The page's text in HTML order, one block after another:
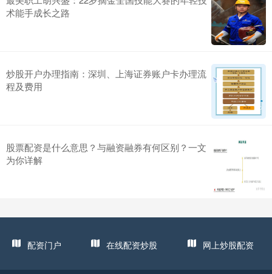
术能手成长之路
炒股开户办理指南：深圳、上海证券账户卡办理流
程及费用
股票配资是什么意思？与融资融券有何区别？一文
为你详解
配资门户 在线配资炒股 网上炒股配资